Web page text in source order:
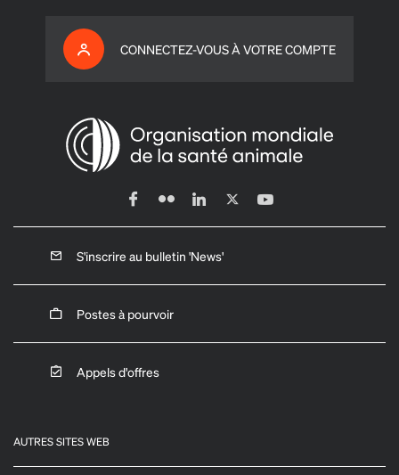
CONNECTEZ-VOUS À VOTRE COMPTE
S'inscrire au bulletin 'News'
Postes à pourvoir
Appels d'offres
AUTRES SITES WEB